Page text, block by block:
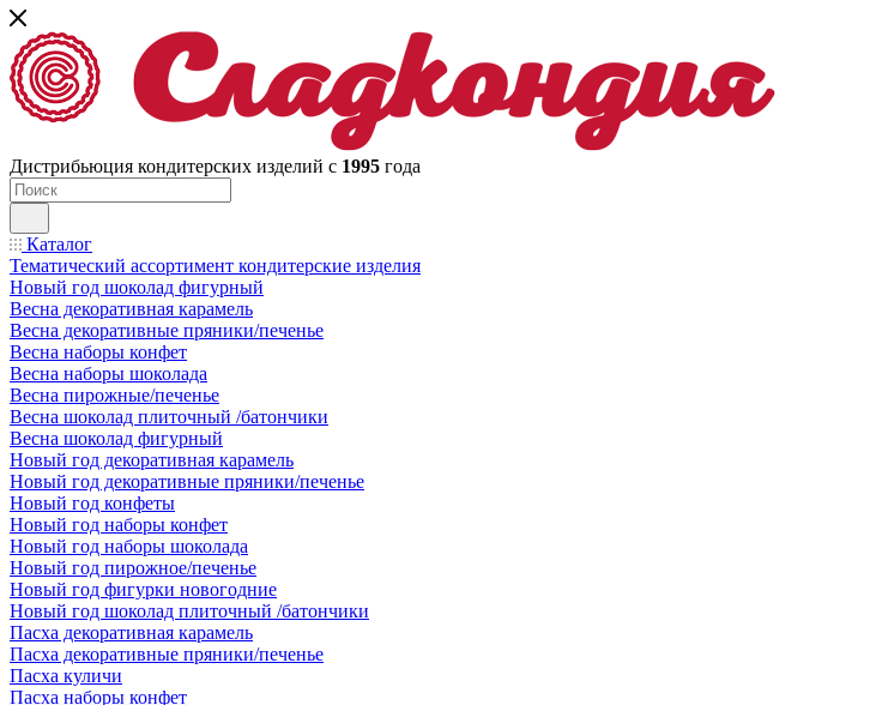
Дистрибьюция кондитерских изделий с 1995 года
Каталог
Тематический ассортимент кондитерские изделия
Новый год шоколад фигурный
Весна декоративная карамель
Весна декоративные пряники/печенье
Весна наборы конфет
Весна наборы шоколада
Весна пирожные/печенье
Весна шоколад плиточный /батончики
Весна шоколад фигурный
Новый год декоративная карамель
Новый год декоративные пряники/печенье
Новый год конфеты
Новый год наборы конфет
Новый год наборы шоколада
Новый год пирожное/печенье
Новый год фигурки новогодние
Новый год шоколад плиточный /батончики
Пасха декоративная карамель
Пасха декоративные пряники/печенье
Пасха куличи
Пасха наборы конфет